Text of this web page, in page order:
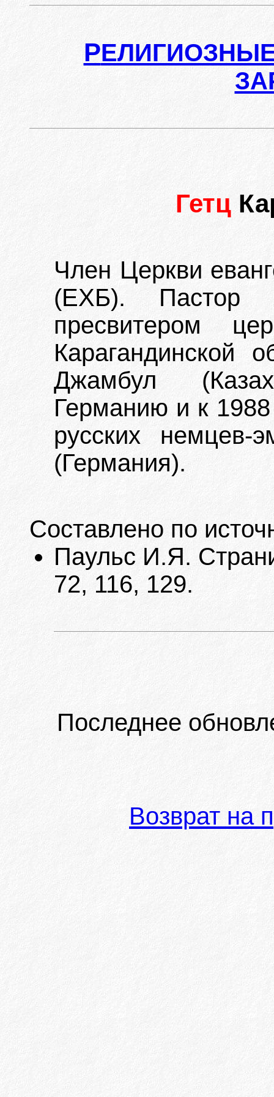
Р
Гетц
Член Церкви
(ЕХБ). Пастор
пресвитером
Карагандинской
Джамбул
Германию и к
русских немцев-
(Германия).
Составлено по
Паульс И.Я.
72, 116, 129.
Последнее
Возврат на